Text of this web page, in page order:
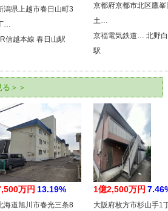
潟県上越市春日山町3
…
信越本線 春日山駅
京都府京都市北区鷹峯
土…
京福電気鉄道… 北野
駅
＞＞
万円 13.19%
海道旭川市春光三条8
1億2,500万円
大阪府枚方市杉山手1